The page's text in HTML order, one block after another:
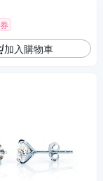
券
加入購物車